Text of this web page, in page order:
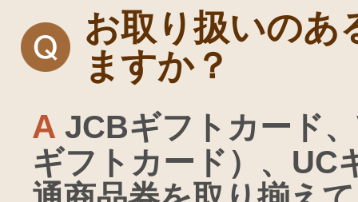
お取り扱いのあ
ますか？
A JCBギフトカード、
ギフトカード） 、 UC